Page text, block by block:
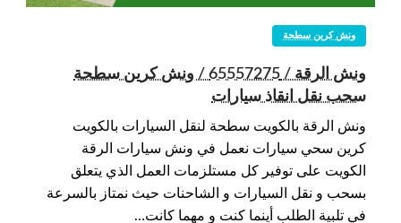
ونش كرين سطحة
ونش الرقة / 65557275 / ونش كرين سطحة
سحب نقل انقاذ سيارات
ونش الرقة بالكويت سطحة لنقل السيارات بالكويت
كرين سحي سيارات نعمل في ونش سيارات الرقة
الكويت على توفير كل مستلزمات العمل الذي يتعلق
بسحب و نقل السيارات و الشاحنات حيث نمتاز بالسرعة
في تلبية الطلب أينما كنت و مهما كانت…